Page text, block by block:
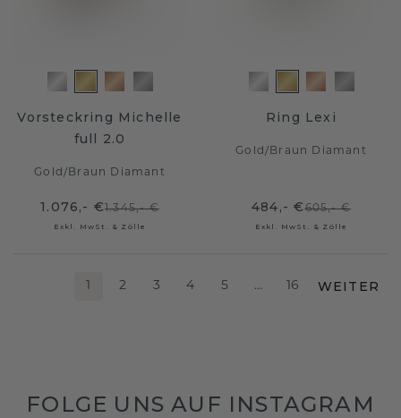
Vorsteckring Michelle
full 2.0
Gold / Braun Diamant
1.076,- €1.345,- €
Exkl. MwSt. & Zölle
Ring Lexi
Gold / Braun Diamant
484,- €605,- €
Exkl. MwSt. & Zölle
1 2 3 4 5 … 16 WEITER
FOLGE UNS AUF INSTAGRAM